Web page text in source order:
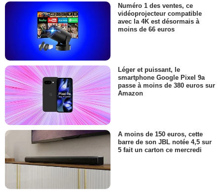
Numéro 1 des ventes, ce
vidéoprojecteur compatible
avec la 4K est désormais à
moins de 66 euros
Léger et puissant, le
smartphone Google Pixel 9a
passe à moins de 380 euros sur
Amazon
A moins de 150 euros, cette
barre de son JBL notée 4,5 sur
5 fait un carton ce mercredi